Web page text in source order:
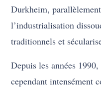
Durkheim,
l’industrialisation
traditionnels et
Depuis les années
cependant intensément